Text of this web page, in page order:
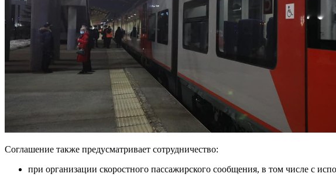
Соглашение также предусматривает сотрудничество:
при организации скоростного пассажирского сообщения, в том числе с